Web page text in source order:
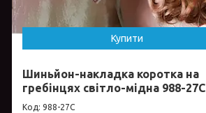
Купити
Шиньйон-накладка коротка на
гребінцях світло-мідна 988-27С
988-27С